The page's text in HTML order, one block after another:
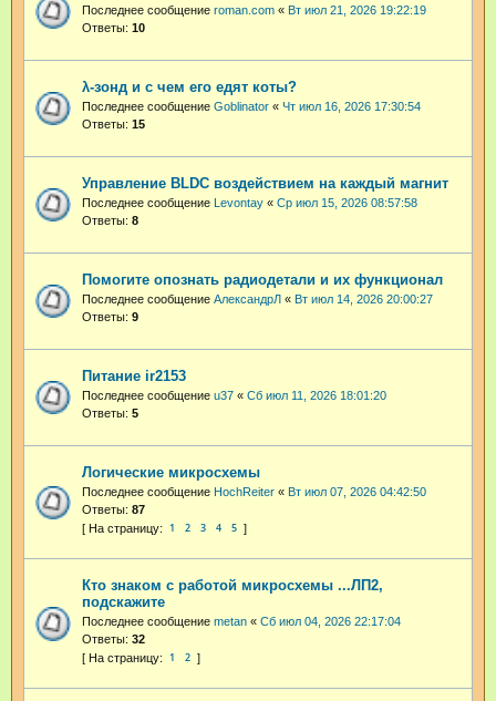
Последнее сообщение roman.com « Вт июл 21, 2026 19:22:19
Ответы: 10
λ-зонд и с чем его едят коты?
Последнее сообщение Goblinator « Чт июл 16, 2026 17:30:54
Ответы: 15
Управление BLDC воздействием на каждый магнит
Последнее сообщение Levontay « Ср июл 15, 2026 08:57:58
Ответы: 8
Помогите опознать радиодетали и их функционал
Последнее сообщение АлександрЛ « Вт июл 14, 2026 20:00:27
Ответы: 9
Питание ir2153
Последнее сообщение u37 « Сб июл 11, 2026 18:01:20
Ответы: 5
Логические микросхемы
Последнее сообщение HochReiter « Вт июл 07, 2026 04:42:50
Ответы: 87
1 2 3 4 5
Кто знаком с работой микросхемы ...ЛП2,
подскажите
Последнее сообщение metan « Сб июл 04, 2026 22:17:04
Ответы: 32
1 2